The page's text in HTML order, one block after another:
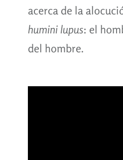
acerca de la
humini lupus: el
del hombre.